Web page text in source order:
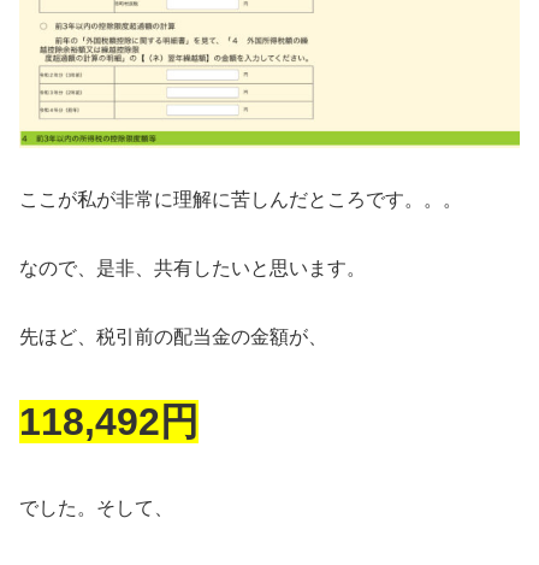
ここが私が非常に理解に苦しんだところです。。。
なので、是非、共有したいと思います。
先ほど、税引前の配当金の金額が、
118,492円
でした。そして、